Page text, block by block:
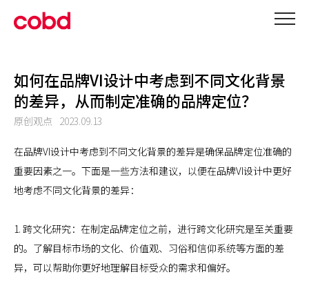
如何在品牌VI设计中考虑到不同文化背景
的差异，从而制定准确的品牌定位？
原创观点 2023.09.13
在品牌VI设计中考虑到不同文化背景的差异是确保品牌定位准确的
重要因素之一。下面是一些方法和建议，以便在品牌VI设计中更好
地考虑不同文化背景的差异：
1. 跨文化研究：在制定品牌定位之前，进行跨文化研究是至关重要
的。了解目标市场的文化、价值观、习俗和信仰系统等方面的差
异，可以帮助你更好地理解目标受众的需求和偏好。